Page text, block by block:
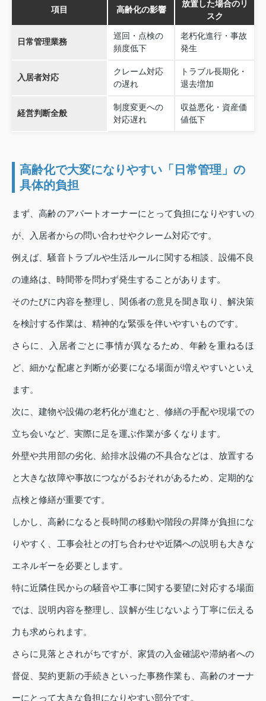
項目 高齢化の影響
放置した場合のリ
スク
日常管理業務
巡回・点検の
頻度低下
老朽化進行・事故
発生
入居者対応
クレーム対応
の遅れ
トラブル長期化・
退去増加
経営判断全般
制度変更への
対応遅れ
収益悪化・資産価
値低下
高齢化で大変になりやすい「日常管理」の
具体的負担
まず、高齢のアパートオーナーにとって負担になりやすいの
が、入居者からの問い合わせやクレーム対応です。
例えば、騒音トラブルや生活ルールに関する相談、設備不良
の連絡は、時間帯を問わず発生することがあります。
そのたびに内容を整理し、関係者の意見を聞き取り、解決策
を検討する作業は、精神的な緊張を伴いやすいものです。
さらに、入居者ごとに事情が異なるため、年齢を重ねるほ
ど、細かな配慮と判断が必要になる場面が増えやすいといえ
ます。
次に、建物や設備の老朽化が進むと、修繕の手配や現場での
立ち会いなど、実際に足を運ぶ作業が多くなります。
外壁や共用部の劣化、給排水設備の不具合などは、放置する
と大きな故障や事故につながるおそれがあるため、定期的な
点検と修繕が重要です。
しかし、高齢になると長時間の移動や階段の昇降が負担にな
りやすく、工事会社との打ち合わせや近隣への説明も大きな
エネルギーを必要とします。
特に近隣住民からの騒音や工事に関する要望に対応する場面
では、説明内容を整理し、誤解が生じないよう丁寧に伝える
力も求められます。
さらに見落とされがちですが、家賃の入金確認や滞納者への
督促、契約更新の手続きといった事務作業も、高齢のオーナ
ーにとって大きな負担になりやすい部分です。